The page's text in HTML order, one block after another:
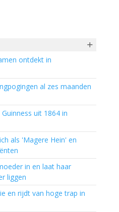
+
ontdekt in
al zes maanden
uit 1864 in
als 'Magere Hein' en
in en laat haar
liggen
en rijdt van hoge trap in